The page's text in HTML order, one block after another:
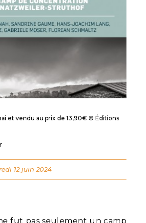
fut pas seulement un camp
et vendu au prix de 13,90€ © Éditions
12 juin 2024